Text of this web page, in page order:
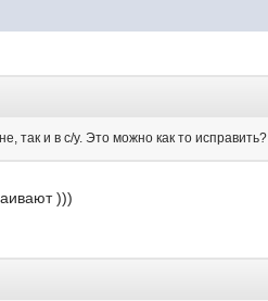
так и в с/у. Это можно как то исправить?
)))